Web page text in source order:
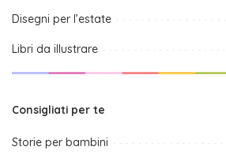
Disegni per l’estate
Libri da illustrare
Consigliati per te
Storie per bambini